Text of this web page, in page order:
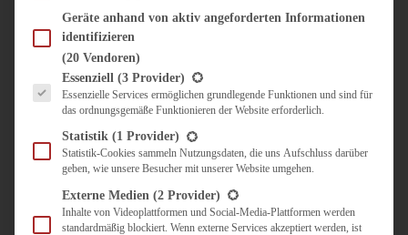
KÜCHENGESCHENKE
UNTERWEGS
KULINARISCH UNTERWEGS
ÜBER MICH
ZUSAMMENARBEIT
Geräte anhand von aktiv angeforderten Informationen
identifizieren
(20 Vendoren)
Es folgt eine Liste der Service-Gruppen, für die eine Einwilligung erteilt werden
Essenziell (3 Provider)
Essenzielle Services ermöglichen grundlegende Funktionen und sind für
das ordnungsgemäße Funktionieren der Website erforderlich.
Statistik (1 Provider)
Statistik-Cookies sammeln Nutzungsdaten, die uns Aufschluss darüber
geben, wie unsere Besucher mit unserer Website umgehen.
Externe Medien (2 Provider)
Inhalte von Videoplattformen und Social-Media-Plattformen werden
standardmäßig blockiert. Wenn externe Services akzeptiert werden, ist